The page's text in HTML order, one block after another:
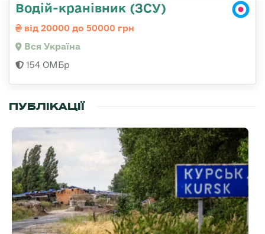
Водій-кранівник (ЗСУ)
від 20000 до 50000 грн
Вся Україна
154 ОМБр
ПУБЛІКАЦІЇ